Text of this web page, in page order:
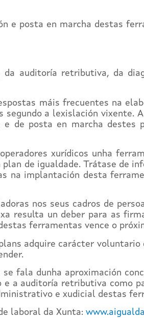
e posta en marcha destas
da auditoría retributiva, da
máis frecuentes na
a lexislación vixente.
de posta en marcha destes
xurídicos unha
de igualdade. Trátase de
na implantación desta
nos seus cadros de
resulta un deber para as
ferramentas vence o
adquire carácter
fala dunha aproximación
a auditoría retributiva como
e xudicial destas
laboral da Xunta: